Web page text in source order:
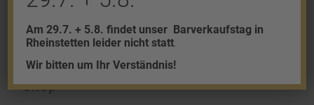
Shop
Am 29.7. + 5.8. findet unser Barverkaufstag in
Rheinstetten leider nicht statt
Wir bitten um Ihr Verständnis!